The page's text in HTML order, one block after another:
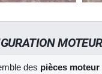
MOTEUR
des pièces moteur